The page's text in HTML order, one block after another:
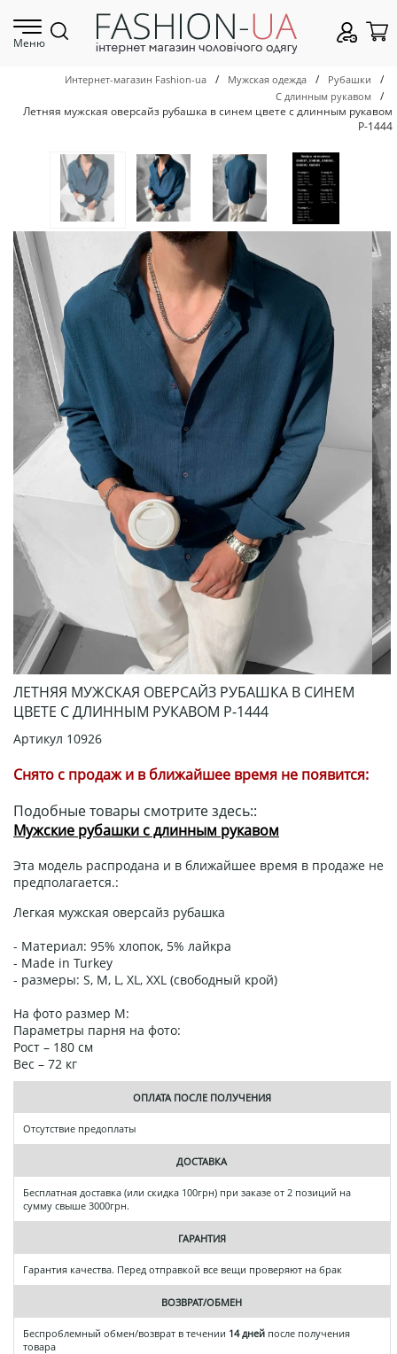
Меню
Интернет-магазин Fashion-ua / Мужская одежда / Рубашки /
С длинным рукавом
/
Летняя мужская оверсайз рубашка в синем цвете с длинным рукавом
Р-1444
ЛЕТНЯЯ МУЖСКАЯ ОВЕРСАЙЗ РУБАШКА В СИНЕМ
ЦВЕТЕ С ДЛИННЫМ РУКАВОМ Р-1444
Артикул 10926
Снято с продаж и в ближайшее время не появится:
Подобные товары смотрите здесь::
Мужские рубашки с длинным рукавом
Эта модель распродана и в ближайшее время в продаже не
предполагается.:
Легкая мужская оверсайз рубашка
- Материал: 95% хлопок, 5% лайкра
- Made in Turkey
- размеры: S, M, L, XL, XXL (свободный крой)
На фото размер M:
Параметры парня на фото:
Рост – 180 см
Вес – 72 кг
ОПЛАТА ПОСЛЕ ПОЛУЧЕНИЯ
Отсутствие предоплаты
ДОСТАВКА
Бесплатная доставка (или скидка 100грн) при заказе от 2 позиций на
сумму свыше 3000грн.
ГАРАНТИЯ
Гарантия качества. Перед отправкой все вещи проверяют на брак
ВОЗВРАТ/ОБМЕН
Беспроблемный обмен/возврат в течении 14 дней после получения
товара